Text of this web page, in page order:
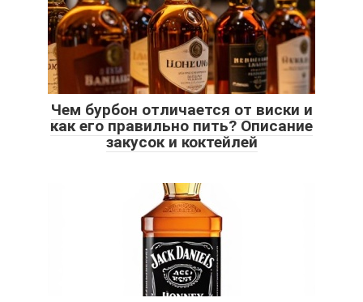
Чем бурбон отличается от виски и
как его правильно пить? Описание
закусок и коктейлей